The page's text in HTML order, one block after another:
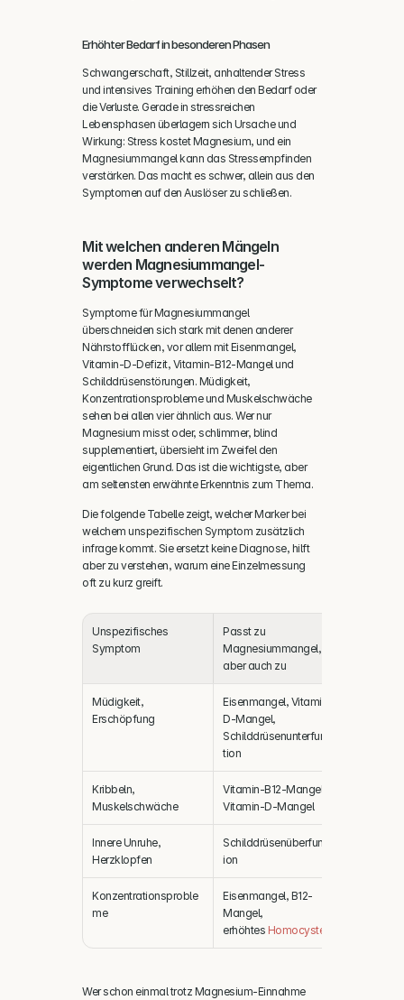
Erhöhter Bedarf in besonderen Phasen
Schwangerschaft, Stillzeit, anhaltender Stress
und intensives Training erhöhen den Bedarf oder
die Verluste. Gerade in stressreichen
Lebensphasen überlagern sich Ursache und
Wirkung: Stress kostet Magnesium, und ein
Magnesiummangel kann das Stressempfinden
verstärken. Das macht es schwer, allein aus den
Symptomen auf den Auslöser zu schließen.
Mit welchen anderen Mängeln
werden Magnesiummangel-
Symptome verwechselt?
Symptome für Magnesiummangel
überschneiden sich stark mit denen anderer
Nährstofflücken, vor allem mit Eisenmangel,
Vitamin-D-Defizit, Vitamin-B12-Mangel und
Schilddrüsenstörungen. Müdigkeit,
Konzentrationsprobleme und Muskelschwäche
sehen bei allen vier ähnlich aus. Wer nur
Magnesium misst oder, schlimmer, blind
supplementiert, übersieht im Zweifel den
eigentlichen Grund. Das ist die wichtigste, aber
am seltensten erwähnte Erkenntnis zum Thema.
Die folgende Tabelle zeigt, welcher Marker bei
welchem unspezifischen Symptom zusätzlich
infrage kommt. Sie ersetzt keine Diagnose, hilft
aber zu verstehen, warum eine Einzelmessung
oft zu kurz greift.
Unspezifisches
Symptom
Passt zu
Magnesiummangel,
aber auch zu
Müdigkeit,
Erschöpfung
Eisenmangel, Vitamin-
D-Mangel,
Schilddrüsenunterfunk
tion
Kribbeln,
Muskelschwäche
Vitamin-B12-Mangel,
Vitamin-D-Mangel
Innere Unruhe,
Herzklopfen
Schilddrüsenüberfunkt
ion
Konzentrationsproble
me
Eisenmangel, B12-
Mangel,
erhöhtes Homocystein
Wer schon einmal trotz Magnesium-Einnahme